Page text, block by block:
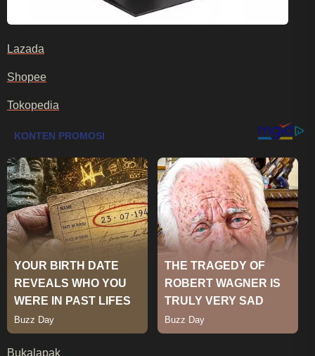
Lazada
Shopee
Tokopedia
Bukalapak